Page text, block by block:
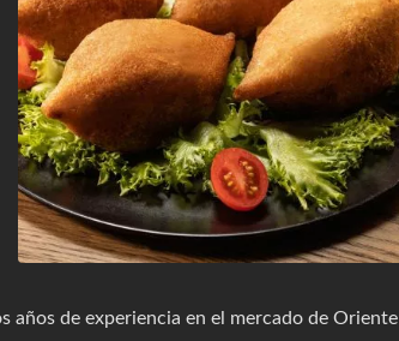
años de experiencia en el mercado de Oriente